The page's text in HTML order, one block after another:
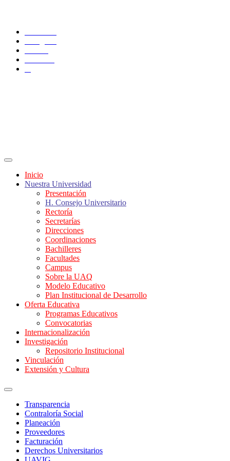
Inicio
Nuestra Universidad
Presentación
H. Consejo Universitario
Rectoría
Secretarías
Direcciones
Coordinaciones
Bachilleres
Facultades
Campus
Sobre la UAQ
Modelo Educativo
Plan Institucional de Desarrollo
Oferta Educativa
Programas Educativos
Convocatorias
Internacionalización
Investigación
Repositorio Institucional
Vinculación
Extensión y Cultura
Transparencia
Contraloría Social
Planeación
Proveedores
Facturación
Derechos Universitarios